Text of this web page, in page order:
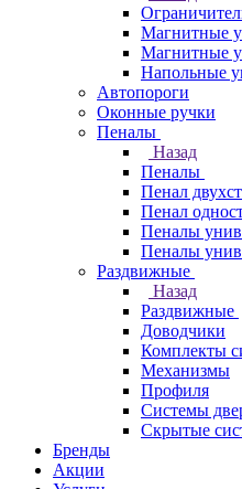
Магнитные
Магнитные
Напольные
Автопороги
Оконные ручки
Пеналы
Назад
Пеналы
Пенал
Пенал
Пеналы
Пеналы
Раздвижные
Назад
Раздвижные
Доводчики
Комплекты
Механизмы
Профиля
Системы
Скрытые
Бренды
Акции